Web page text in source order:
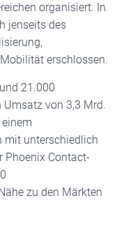
organisiert. In
jenseits des
erschlossen.
21.000
von 3,3 Mrd.
mit unterschiedlich
Phoenix Contact-
zu den Märkten